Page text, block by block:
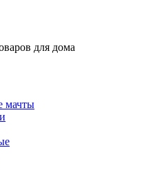
для дома
мачты